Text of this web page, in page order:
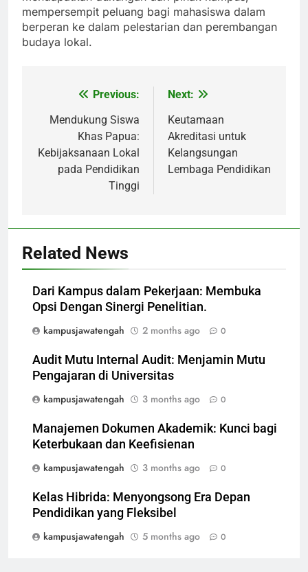
mempersempit peluang bagi mahasiswa dalam
berperan ke dalam pelestarian dan perembangan
budaya lokal.
navigation
Previous:
Mendukung Siswa
Khas Papua:
Kebijaksanaan Lokal
pada Pendidikan
Tinggi
Next:
Keutamaan
Akreditasi untuk
Kelangsungan
Lembaga Pendidikan
Related News
Dari Kampus dalam Pekerjaan: Membuka
Opsi Dengan Sinergi Penelitian.
kampusjawatengah
2 months ago 0
Audit Mutu Internal Audit: Menjamin Mutu
Pengajaran di Universitas
kampusjawatengah
3 months ago 0
Manajemen Dokumen Akademik: Kunci bagi
Keterbukaan dan Keefisienan
kampusjawatengah
3 months ago 0
Kelas Hibrida: Menyongsong Era Depan
Pendidikan yang Fleksibel
kampusjawatengah
5 months ago 0